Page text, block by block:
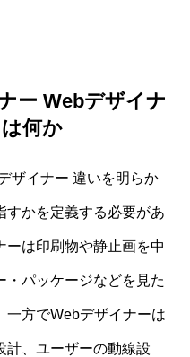
ー Webデザイナ
何か
ザイナー 違いを明らか
すかを定義する必要があ
ーは印刷物や静止画を中
・パッケージなどを見た
一方でWebデザイナーは
計、ユーザーの動線設